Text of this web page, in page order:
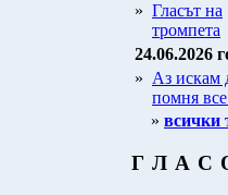
» Гласът на
тромпета
24.06.2026
» Аз искам
помня все
» всички
Г Л А С